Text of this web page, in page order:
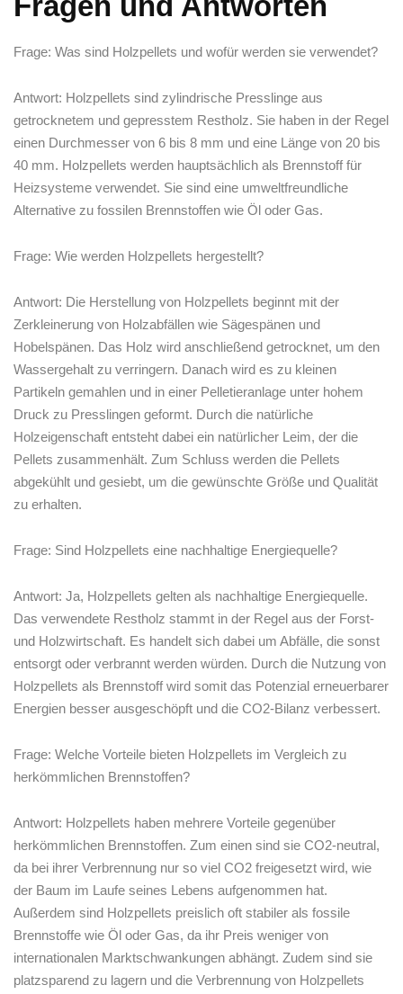
Frage:‌ Was sind ​Holzpellets und wofür werden⁣ sie verwendet?
Antwort: ⁢Holzpellets sind zylindrische Presslinge aus
getrocknetem ⁣und gepresstem Restholz. Sie haben in der ​Regel
einen Durchmesser von⁤ 6 bis⁢ 8 mm und ​eine Länge von 20 bis
40‍ mm. Holzpellets werden⁢ hauptsächlich ⁤als Brennstoff für
Heizsysteme verwendet. Sie sind⁣ eine umweltfreundliche
Alternative ​zu fossilen Brennstoffen wie Öl oder Gas.
Frage: Wie werden Holzpellets hergestellt?
Antwort: Die Herstellung​ von Holzpellets beginnt mit der
Zerkleinerung⁢ von Holzabfällen wie ⁣Sägespänen und
Hobelspänen. Das Holz wird anschließend getrocknet,⁣ um den
⁢Wassergehalt zu ‍verringern. Danach‌ wird ⁤es zu kleinen⁣
Partikeln gemahlen und in einer Pelletieranlage ⁤unter hohem
Druck⁢ zu Presslingen⁢ geformt. Durch die⁢ natürliche
⁤Holzeigenschaft entsteht‍ dabei ein natürlicher‌ Leim, der die
⁤Pellets zusammenhält. Zum Schluss werden‌ die Pellets ​
abgekühlt​ und gesiebt,⁣ um die gewünschte Größe und ​Qualität
zu erhalten.
Frage: Sind Holzpellets eine​ nachhaltige ‌Energiequelle?
Antwort: Ja,⁣ Holzpellets gelten als nachhaltige ⁢Energiequelle. ​
Das verwendete Restholz stammt in ‍der Regel aus der ⁢Forst-
und ⁣Holzwirtschaft. Es handelt ⁣sich ‍dabei um Abfälle,‍ die sonst
entsorgt oder verbrannt⁤ werden⁣ würden. Durch die Nutzung von
Holzpellets als Brennstoff wird‌ somit das⁣ Potenzial erneuerbarer
Energien besser ⁤ausgeschöpft und die CO2-Bilanz verbessert.
Frage: Welche Vorteile bieten⁢ Holzpellets im ‍Vergleich zu
herkömmlichen ⁢Brennstoffen?
Antwort: Holzpellets​ haben mehrere ‌Vorteile‌ gegenüber
‌herkömmlichen Brennstoffen. Zum​ einen sind sie ​CO2-neutral,
da bei ⁢ihrer Verbrennung⁤ nur so viel CO2 freigesetzt wird, ‌wie
der Baum‍ im Laufe‌ seines⁤ Lebens ​aufgenommen‍ hat.
Außerdem sind Holzpellets preislich oft stabiler als fossile
Brennstoffe wie ⁤Öl oder Gas, da ihr‍ Preis weniger von
internationalen ‌Marktschwankungen abhängt. Zudem sind⁢ sie
platzsparend zu lagern und die Verbrennung von⁤ Holzpellets